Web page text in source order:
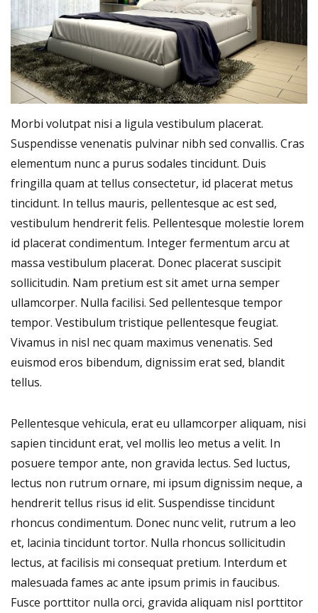
Morbi volutpat nisi a ligula vestibulum placerat.
Suspendisse venenatis pulvinar nibh sed convallis. Cras
elementum nunc a purus sodales tincidunt. Duis
fringilla quam at tellus consectetur, id placerat metus
tincidunt. In tellus mauris, pellentesque ac est sed,
vestibulum hendrerit felis. Pellentesque molestie lorem
id placerat condimentum. Integer fermentum arcu at
massa vestibulum placerat. Donec placerat suscipit
sollicitudin. Nam pretium est sit amet urna semper
ullamcorper. Nulla facilisi. Sed pellentesque tempor
tempor. Vestibulum tristique pellentesque feugiat.
Vivamus in nisl nec quam maximus venenatis. Sed
euismod eros bibendum, dignissim erat sed, blandit
tellus.
Pellentesque vehicula, erat eu ullamcorper aliquam, nisi
sapien tincidunt erat, vel mollis leo metus a velit. In
posuere tempor ante, non gravida lectus. Sed luctus,
lectus non rutrum ornare, mi ipsum dignissim neque, a
hendrerit tellus risus id elit. Suspendisse tincidunt
rhoncus condimentum. Donec nunc velit, rutrum a leo
et, lacinia tincidunt tortor. Nulla rhoncus sollicitudin
lectus, at facilisis mi consequat pretium. Interdum et
malesuada fames ac ante ipsum primis in faucibus.
Fusce porttitor nulla orci, gravida aliquam nisl porttitor